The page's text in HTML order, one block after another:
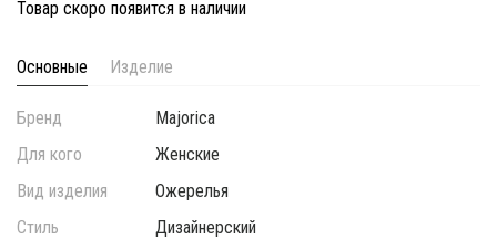
Товар скоро появится в наличии
Основные Изделие
Бренд
Majorica
Для кого
Женские
Вид изделия
Ожерелья
Стиль
Дизайнерский